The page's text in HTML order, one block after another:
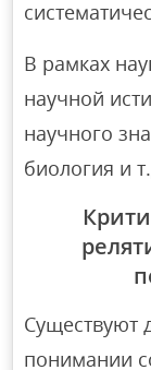
В рамках
научной
научного
биология и
Существуют
понимании